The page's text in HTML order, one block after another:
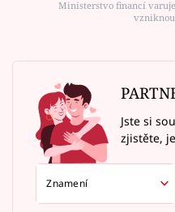
Ministerstvo financí
Jste si
zjistěte,